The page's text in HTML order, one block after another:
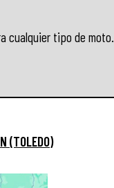
cualquier tipo de moto.
(TOLEDO)